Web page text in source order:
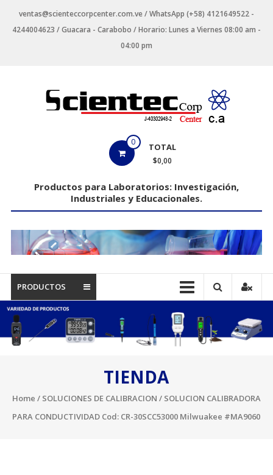
contenido
ventas@scienteccorpcenter.com.ve / WhatsApp (+58) 4121649522 -
4244004623 / Guacara - Carabobo / Horario: Lunes a Viernes 08:00 am -
04:00 pm
Laboratorios
Industriales
y
Educacionales.
0 TOTAL
$0,00
Productos para Laboratorios: Investigación,
Industriales y Educacionales.
PRODUCTOS
TIENDA
Home / SOLUCIONES DE CALIBRACION / SOLUCION CALIBRADORA
PARA CONDUCTIVIDAD Cod: CR-30SCC53000 Milwuakee #MA9060